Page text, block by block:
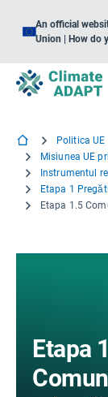
An official
Union | How do
Politica UE
Misiunea UE
Etapa